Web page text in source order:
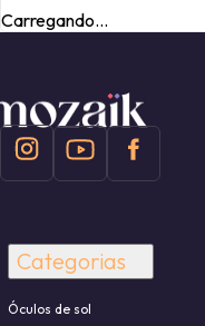
Carregando...
Categorias
Óculos de sol